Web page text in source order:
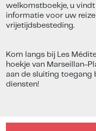
welkomstboekje, u
informatie voor uw
vrijetijdsbesteding.
Kom langs bij Les
hoekje van Marseillan-
aan de sluiting toegang
diensten!